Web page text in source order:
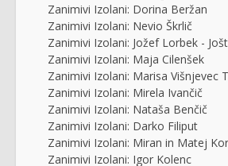
Zanimivi Izolani: Dorina Beržan
Zanimivi Izolani: Nevio Škrlič
Zanimivi Izolani: Jožef Lorbek - Jošt
Zanimivi Izolani: Maja Cilenšek
Zanimivi Izolani: Marisa Višnjevec
Zanimivi Izolani: Mirela Ivančič
Zanimivi Izolani: Nataša Benčič
Zanimivi Izolani: Darko Filiput
Zanimivi Izolani: Miran in Matej
Zanimivi Izolani: Igor Kolenc